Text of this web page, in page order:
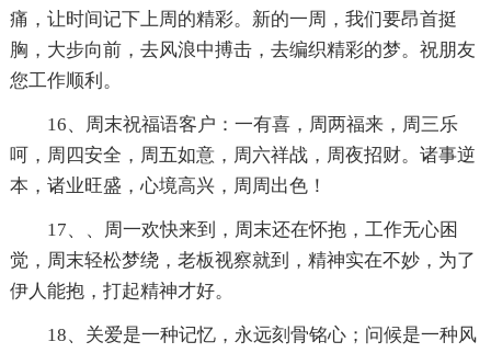
痛，让时间记下上周的精彩。新的一周，我们要昂首挺
胸，大步向前，去风浪中搏击，去编织精彩的梦。祝朋友
您工作顺利。
16、周末祝福语客户：一有喜，周两福来，周三乐
呵，周四安全，周五如意，周六祥战，周夜招财。诸事逆
本，诸业旺盛，心境高兴，周周出色！
17、、周一欢快来到，周末还在怀抱，工作无心困
觉，周末轻松梦绕，老板视察就到，精神实在不妙，为了
伊人能抱，打起精神才好。
18、关爱是一种记忆，永远刻骨铭心；问候是一种风